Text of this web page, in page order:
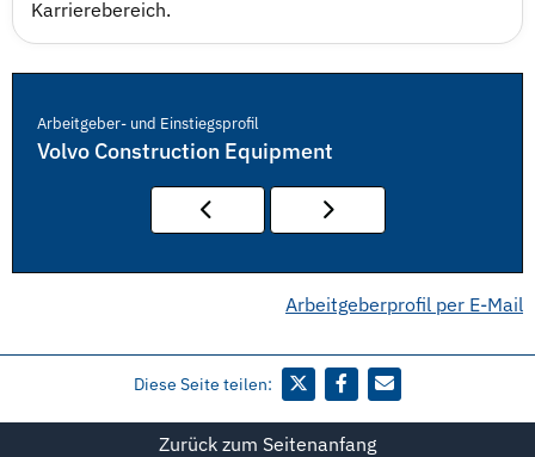
Karrierebereich.
Arbeitgeber- und Einstiegsprofil
Volvo Construction Equipment
Arbeitgeberprofil per E-Mail
Diese Seite teilen:
Zurück zum Seitenanfang